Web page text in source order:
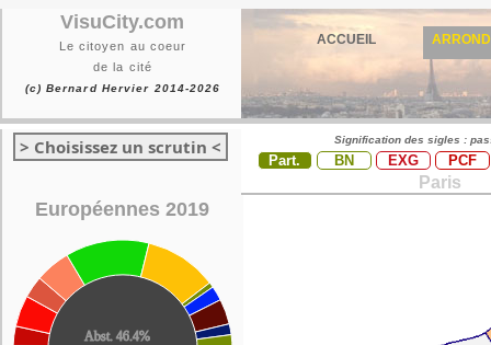
VisuCity.com
Le citoyen au coeur
de la cité
(c) Bernard Hervier 2014-2026
ACCUEIL
> Choisissez un scrutin <
Européennes 2019
Signification des sigles :
Part. BN EXG PCF
Paris